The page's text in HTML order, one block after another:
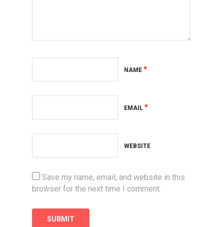
NAME *
EMAIL *
WEBSITE
Save my name, email, and website in this
browser for the next time I comment.